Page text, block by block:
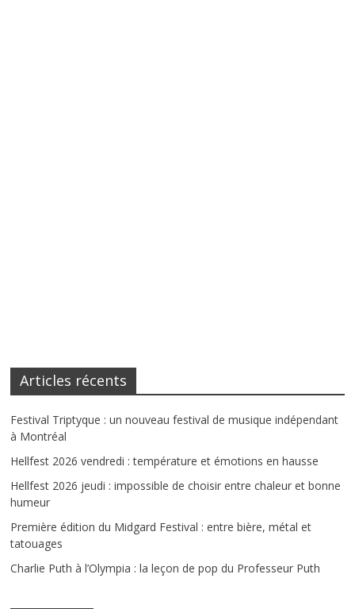
Articles récents
Festival Triptyque : un nouveau festival de musique indépendant
à Montréal
Hellfest 2026 vendredi : température et émotions en hausse
Hellfest 2026 jeudi : impossible de choisir entre chaleur et bonne
humeur
Première édition du Midgard Festival : entre bière, métal et
tatouages
Charlie Puth à l’Olympia : la leçon de pop du Professeur Puth